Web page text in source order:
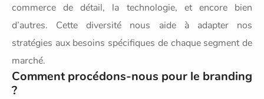
commerce de détail, la technologie, et encore bien
d’autres. Cette diversité nous aide à adapter nos
stratégies aux besoins spécifiques de chaque segment de
marché.
Comment procédons-nous pour le branding
?